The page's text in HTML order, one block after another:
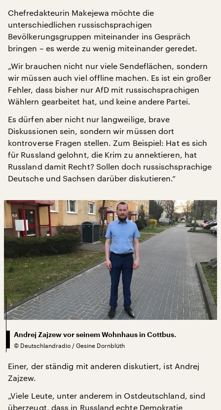
Chefredakteurin Makejewa möchte die
unterschiedlichen russischsprachigen
Bevölkerungsgruppen miteinander ins Gespräch
bringen – es werde zu wenig miteinander geredet.
„Wir brauchen nicht nur viele Sendeflächen, sondern
wir müssen auch viel offline machen. Es ist ein großer
Fehler, dass bisher nur AfD mit russischsprachigen
Wählern gearbeitet hat, und keine andere Partei.
Es dürfen aber nicht nur langweilige, brave
Diskussionen sein, sondern wir müssen dort
kontroverse Fragen stellen. Zum Beispiel: Hat es sich
für Russland gelohnt, die Krim zu annektieren, hat
Russland damit Recht? Sollen doch russischsprachige
Deutsche und Sachsen darüber diskutieren.“
Andrej Zajzew vor seinem Wohnhaus in Cottbus.
© Deutschlandradio / Gesine Dornblüth
Einer, der ständig mit anderen diskutiert, ist Andrej
Zajzew.
„Viele Leute, unter anderem in Ostdeutschland, sind
überzeugt, dass in Russland echte Demokratie